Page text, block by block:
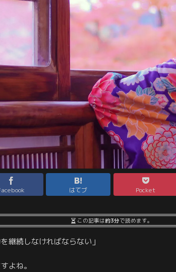
はてブ Pocket
この記事は約3分で読めます。
継続しなければならない」
よね。